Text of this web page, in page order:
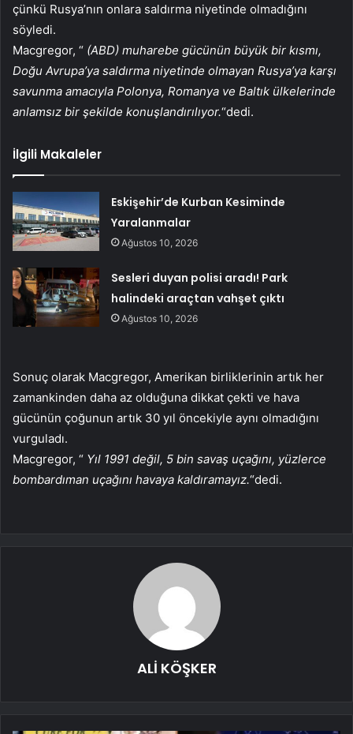
çünkü Rusya’nın onlara saldırma niyetinde olmadığını
söyledi.
Macgregor, “ (ABD) muharebe gücünün büyük bir kısmı,
Doğu Avrupa’ya saldırma niyetinde olmayan Rusya’ya karşı
savunma amacıyla Polonya, Romanya ve Baltık ülkelerinde
anlamsız bir şekilde konuşlandırılıyor.“dedi.
İlgili Makaleler
Eskişehir’de Kurban Kesiminde
Yaralanmalar
Ağustos 10, 2026
Sesleri duyan polisi aradı! Park
halindeki araçtan vahşet çıktı
Ağustos 10, 2026
Sonuç olarak Macgregor, Amerikan birliklerinin artık her
zamankinden daha az olduğuna dikkat çekti ve hava
gücünün çoğunun artık 30 yıl öncekiyle aynı olmadığını
vurguladı.
Macgregor, “ Yıl 1991 değil, 5 bin savaş uçağını, yüzlerce
bombardıman uçağını havaya kaldıramayız.“dedi.
ALİ KÖŞKER